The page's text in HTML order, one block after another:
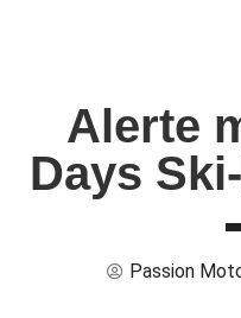
Alerte
Days
Passion